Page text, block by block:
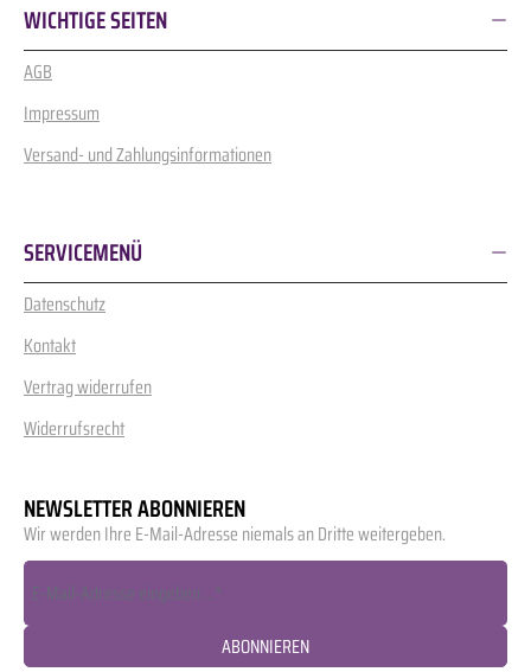
WICHTIGE SEITEN
AGB
Impressum
Versand- und Zahlungsinformationen
SERVICEMENÜ
Datenschutz
Kontakt
Vertrag widerrufen
Widerrufsrecht
NEWSLETTER ABONNIEREN
Wir werden Ihre E-Mail-Adresse niemals an Dritte weitergeben.
ABONNIEREN